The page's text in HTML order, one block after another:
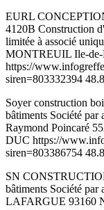
EURL
4120B Construction
limitée à associé
MONTREUIL Ile-
https://
siren=803332394
Soyer construction
bâtiments Société par
Raymond Poincaré
DUC https://
siren=803386754
SN
bâtiments Société
LAFARGUE 93160